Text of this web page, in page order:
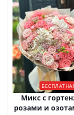
Микс с
розами и